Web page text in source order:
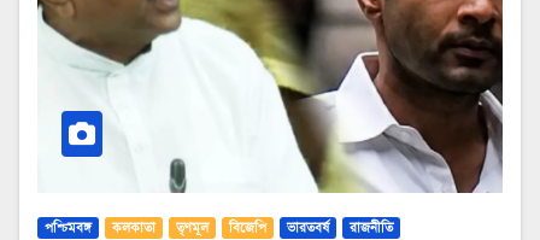
পশ্চিমবঙ্গ কলকাতা তৃণমূল বিজেপি ভারতবর্ষ রাজনীতি